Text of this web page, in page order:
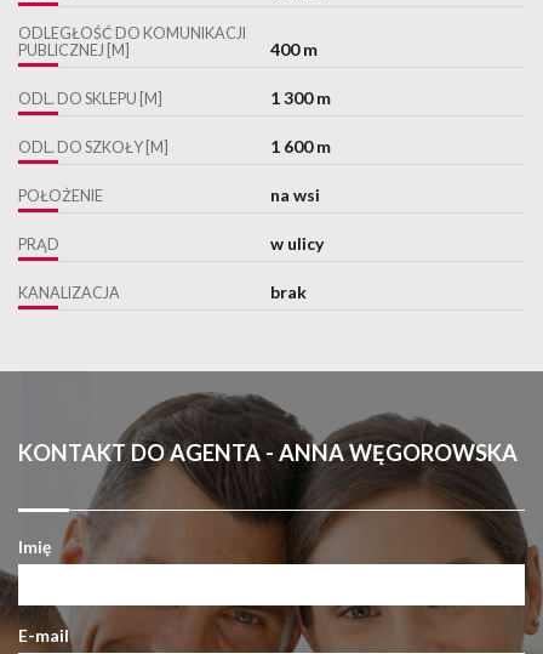
ODLEGŁOŚĆ DO KOMUNIKACJI
PUBLICZNEJ [M]
400 m
ODL. DO SKLEPU [M] 1 300 m
ODL. DO SZKOŁY [M] 1 600 m
POŁOŻENIE na wsi
PRĄD w ulicy
KANALIZACJA brak
KONTAKT DO AGENTA - ANNA WĘGOROWSKA
Imię
E-mail